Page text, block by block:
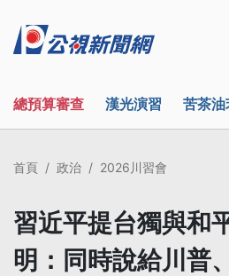
總預算審查 漢光演習 苦茶
首頁 政治 2026川習會
習近平提台獨與和
明：同時說給川普